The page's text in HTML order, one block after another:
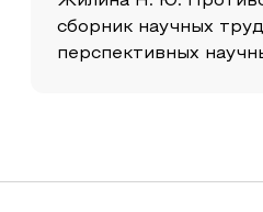
сборник научных
перспективных